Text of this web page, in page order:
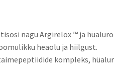
nagu Argirelox ™ ja
heaolu ja hiilgust.
kompleks,